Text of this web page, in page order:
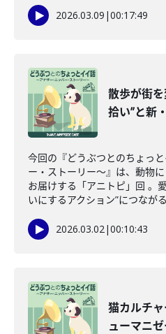
2026.03.09 |00:17:49
散歩が街
拾い”と新
今回の『どうぶつとのちょっ
ー・ストーリー〜』は、動物
お届けする「アニトピ」回 。
いにするアクション”につなが
2026.03.02|00:10:43
猫カルチ
ューマニ